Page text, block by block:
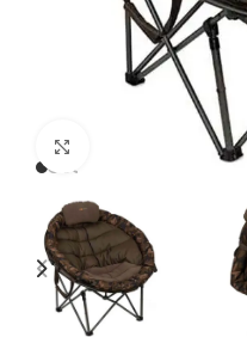
Cliquez pour